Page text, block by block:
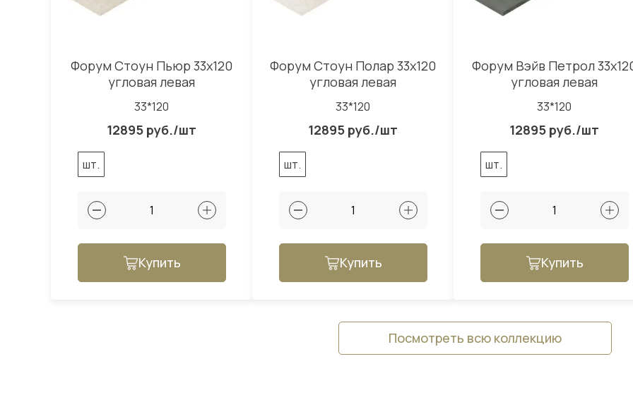
Форум Стоун Пьюр 33x120
угловая левая
33*120
12895 руб./шт
шт.
Купить
Форум Стоун Полар 33x120
угловая левая
33*120
12895 руб./шт
шт.
Купить
Форум Вэйв Петрол
угловая левая
33*120
12895 руб./шт
шт.
Купить
Посмотреть всю коллекцию